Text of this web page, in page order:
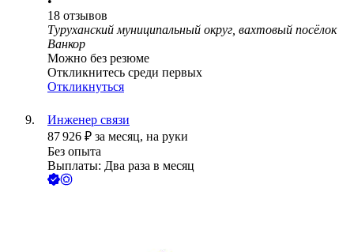
18 отзывов
Туруханский муниципальный округ, вахтовый посёлок
Ванкор
Можно без резюме
Откликнитесь среди первых
Откликнуться
Инженер связи
87 926 ₽ за месяц, на руки
Без опыта
Выплаты: Два раза в месяц